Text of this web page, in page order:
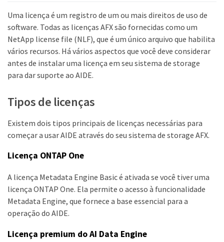
Uma licença é um registro de um ou mais direitos de uso de
software. Todas as licenças AFX são fornecidas como um
NetApp license file (NLF), que é um único arquivo que habilita
vários recursos. Há vários aspectos que você deve considerar
antes de instalar uma licença em seu sistema de storage
para dar suporte ao AIDE.
Tipos de licenças
Existem dois tipos principais de licenças necessárias para
começar a usar AIDE através do seu sistema de storage AFX.
Licença ONTAP One
A licença Metadata Engine Basic é ativada se você tiver uma
licença ONTAP One. Ela permite o acesso à funcionalidade
Metadata Engine, que fornece a base essencial para a
operação do AIDE.
Licença premium do AI Data Engine